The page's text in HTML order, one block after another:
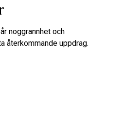
noggrannhet och
återkommande uppdrag.